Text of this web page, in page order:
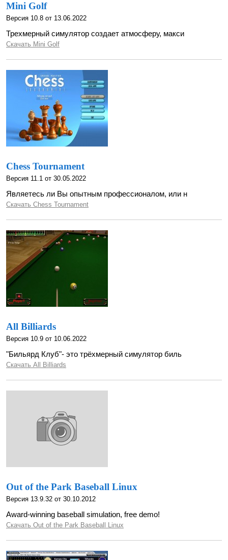
Mini Golf
Версия 10.8 от 13.06.2022
Трехмерный симулятор создает атмосферу, макси
Скачать Mini Golf
Chess Tournament
Версия 11.1 от 30.05.2022
Являетесь ли Вы опытным профессионалом, или н
Скачать Chess Tournament
All Billiards
Версия 10.9 от 10.06.2022
"Бильярд Клуб"- это трёхмерный симулятор биль
Скачать All Billiards
Out of the Park Baseball Linux
Версия 13.9.32 от 30.10.2012
Award-winning baseball simulation, free demo!
Скачать Out of the Park Baseball Linux